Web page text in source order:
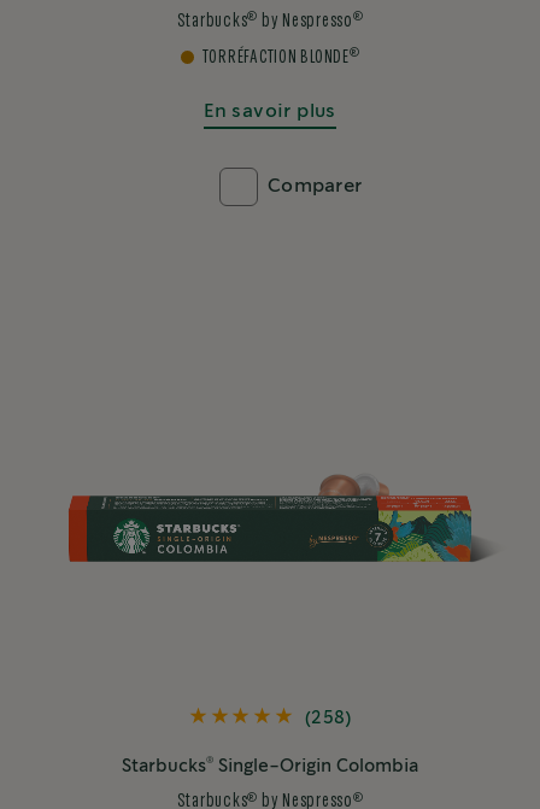
Starbucks® by Nespresso ®
TORRÉFACTION BLONDE®
En savoir plus
Comparer
(258)
Starbucks® Single-Origin Colombia
Starbucks® by Nespresso ®